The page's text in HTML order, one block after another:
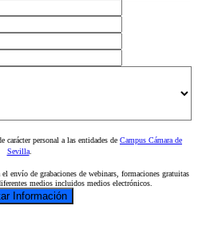
personal a las entidades de Campus Cámara de
Sevilla.
envío de grabaciones de webinars, formaciones gratuitas
medios incluidos medios electrónicos.